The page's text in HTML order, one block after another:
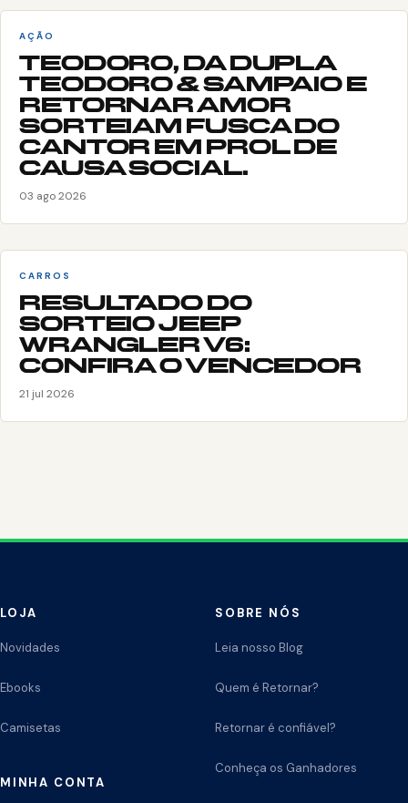
AÇÃO
TEODORO, DA DUPLA
TEODORO & SAMPAIO E
RETORNAR AMOR
SORTEIAM FUSCA DO
CANTOR EM PROL DE
CAUSA SOCIAL.
03 ago 2026
CARROS
RESULTADO DO
SORTEIO JEEP
WRANGLER V6:
CONFIRA O VENCEDOR
21 jul 2026
LOJA
Novidades
Ebooks
Camisetas
MINHA CONTA
SOBRE NÓS
Leia nosso Blog
Quem é Retornar?
Retornar é confiável?
Conheça os Ganhadores